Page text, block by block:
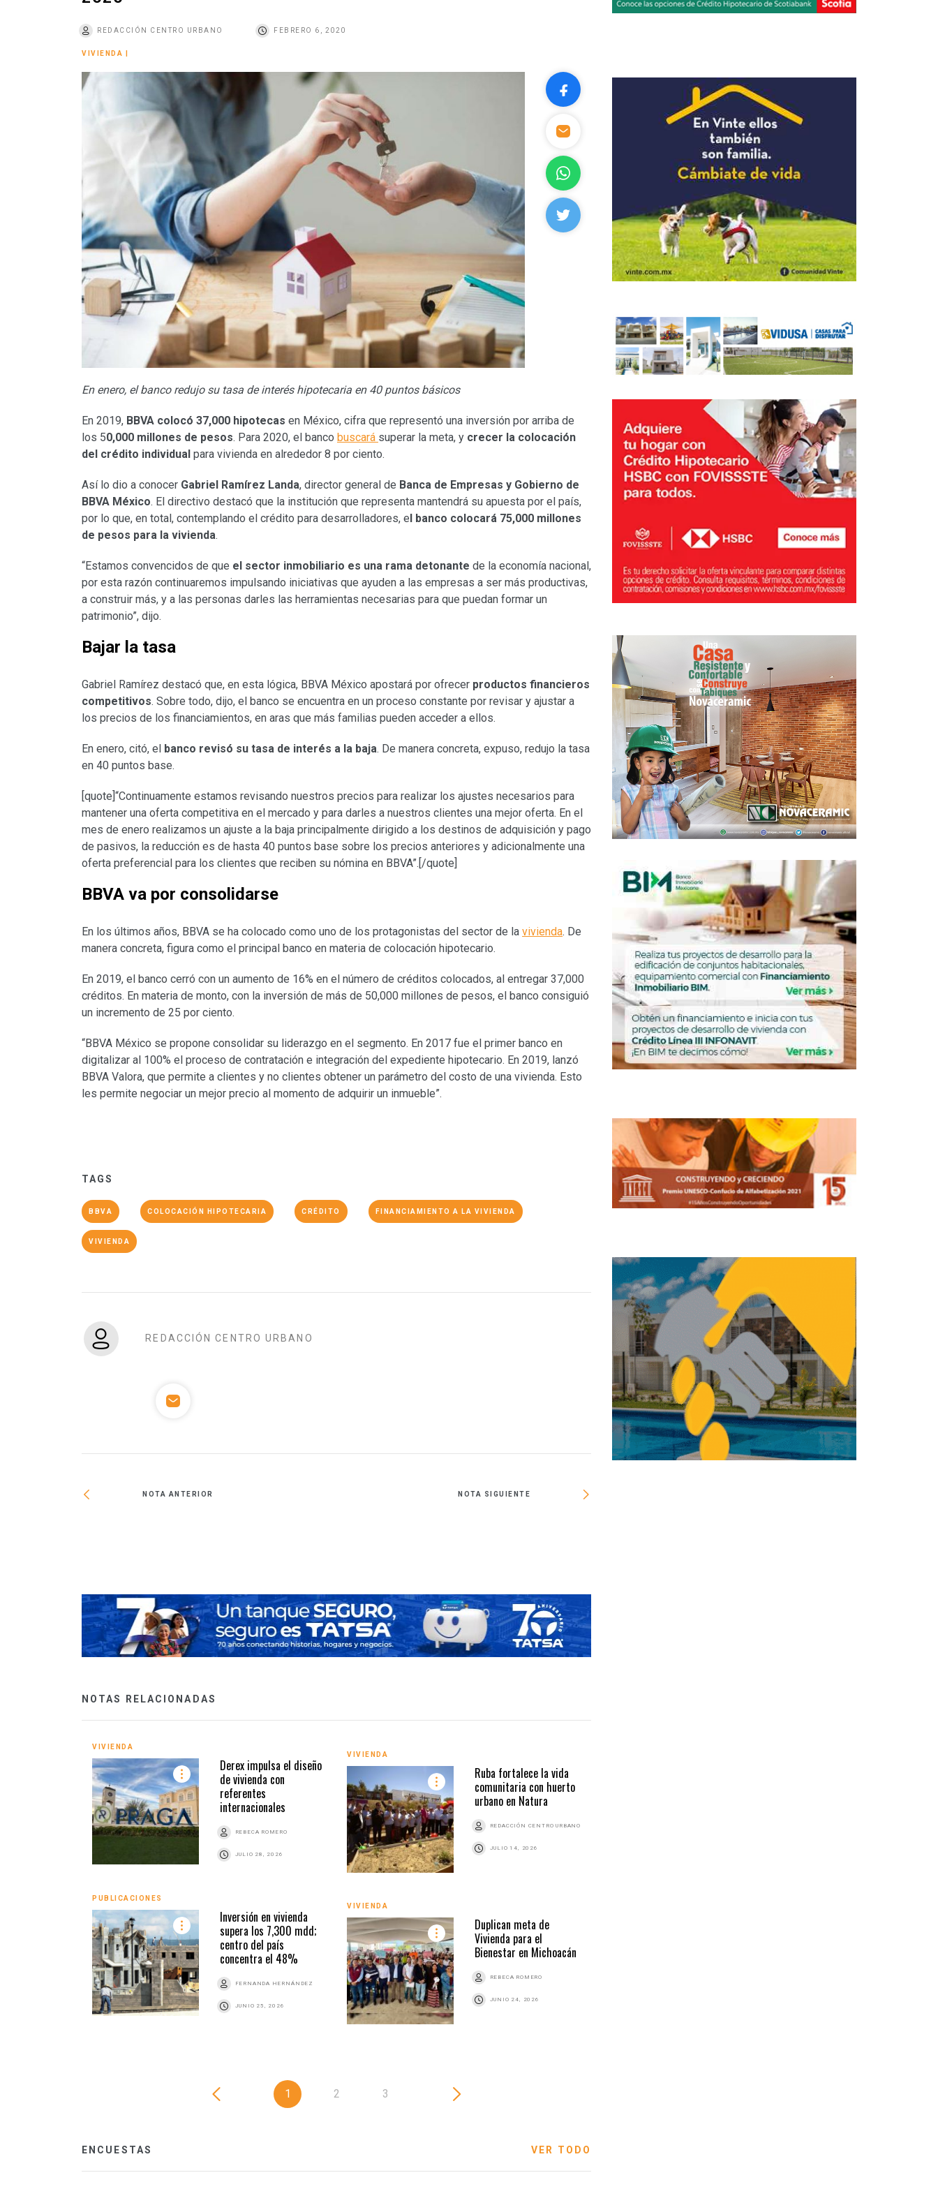
REDACCIÓN CENTRO URBANO FEBRERO 6, 2020
VIVIENDA
En enero, el banco redujo su tasa de interés hipotecaria en 40 puntos básicos
En 2019, BBVA colocó 37,000 hipotecas en México, cifra que representó una inversión por arriba de
los 50,000 millones de pesos. Para 2020, el banco buscará superar la meta, y crecer la colocación
del crédito individual para vivienda en alrededor 8 por ciento.
Así lo dio a conocer Gabriel Ramírez Landa, director general de Banca de Empresas y Gobierno de
BBVA México. El directivo destacó que la institución que representa mantendrá su apuesta por el país,
por lo que, en total, contemplando el crédito para desarrolladores, el banco colocará 75,000 millones
de pesos para la vivienda.
“Estamos convencidos de que el sector inmobiliario es una rama detonante de la economía nacional,
por esta razón continuaremos impulsando iniciativas que ayuden a las empresas a ser más productivas,
a construir más, y a las personas darles las herramientas necesarias para que puedan formar un
patrimonio”, dijo.
Bajar la tasa
Gabriel Ramírez destacó que, en esta lógica, BBVA México apostará por ofrecer productos financieros
competitivos. Sobre todo, dijo, el banco se encuentra en un proceso constante por revisar y ajustar a
los precios de los financiamientos, en aras que más familias pueden acceder a ellos.
En enero, citó, el banco revisó su tasa de interés a la baja. De manera concreta, expuso, redujo la tasa
en 40 puntos base.
[quote]“Continuamente estamos revisando nuestros precios para realizar los ajustes necesarios para
mantener una oferta competitiva en el mercado y para darles a nuestros clientes una mejor oferta. En el
mes de enero realizamos un ajuste a la baja principalmente dirigido a los destinos de adquisición y pago
de pasivos, la reducción es de hasta 40 puntos base sobre los precios anteriores y adicionalmente una
oferta preferencial para los clientes que reciben su nómina en BBVA”.[/quote]
BBVA va por consolidarse
En los últimos años, BBVA se ha colocado como uno de los protagonistas del sector de la vivienda. De
manera concreta, figura como el principal banco en materia de colocación hipotecario.
En 2019, el banco cerró con un aumento de 16% en el número de créditos colocados, al entregar 37,000
créditos. En materia de monto, con la inversión de más de 50,000 millones de pesos, el banco consiguió
un incremento de 25 por ciento.
“BBVA México se propone consolidar su liderazgo en el segmento. En 2017 fue el primer banco en
digitalizar al 100% el proceso de contratación e integración del expediente hipotecario. En 2019, lanzó
BBVA Valora, que permite a clientes y no clientes obtener un parámetro del costo de una vivienda. Esto
les permite negociar un mejor precio al momento de adquirir un inmueble”.
TAGS
BBVA COLOCACIÓN HIPOTECARIA CRÉDITO FINANCIAMIENTO A LA VIVIENDA
VIVIENDA
REDACCIÓN CENTRO URBANO
NOTA ANTERIOR NOTA SIGUIENTE
NOTAS RELACIONADAS
VIVIENDA
Derex impulsa el diseño
de vivienda con
referentes
internacionales
REBECA ROMERO
JULIO 28, 2026
VIVIENDA
Ruba fortalece la vida
comunitaria con huerto
urbano en Natura
REDACCIÓN CENTRO URBANO
JULIO 14, 2026
PUBLICACIONES
Inversión en vivienda
supera los 7,300 mdd;
centro del país
concentra el 48%
FERNANDA HERNÁNDEZ
JUNIO 25, 2026
VIVIENDA
Duplican meta de
Vivienda para el
Bienestar en Michoacán
REBECA ROMERO
JUNIO 24, 2026
1 2 3
ENCUESTAS VER TODO